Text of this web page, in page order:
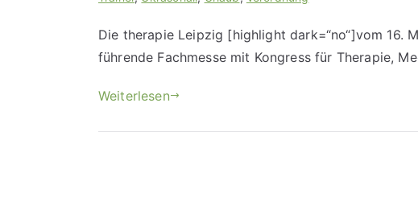
Die therapie Leipzig [highlight dark=“no“]vom 16.
führende Fachmesse mit Kongress für Therapie,
Weiterlesen